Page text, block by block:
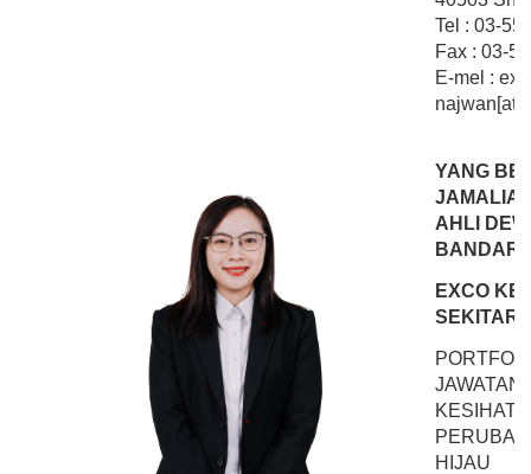
Tel : 03-
Fax : 03-
E-mel :
YANG
AHLI
BANDAR
EXCO
SEKITAR
HIJAU